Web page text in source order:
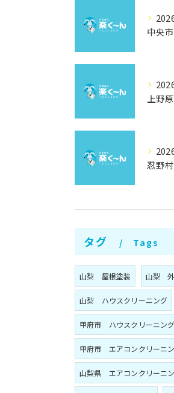
タグ Tags
山梨 屋根塗装 山梨
山梨 ハウスクリーニング
甲府市 ハウスクリーニング
甲府市 エアコンクリーニ
山梨県 エアコンクリーニ